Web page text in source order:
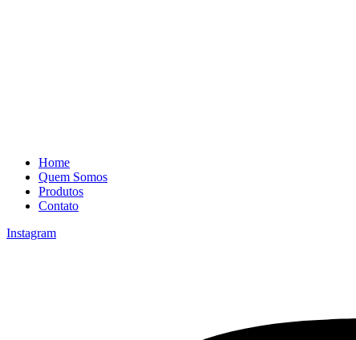
Home
Quem Somos
Produtos
Contato
Instagram